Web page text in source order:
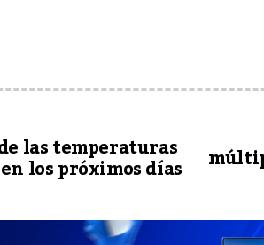
las temperaturas
los próximos días